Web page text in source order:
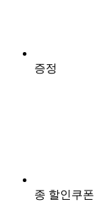
증정
종 할인쿠폰